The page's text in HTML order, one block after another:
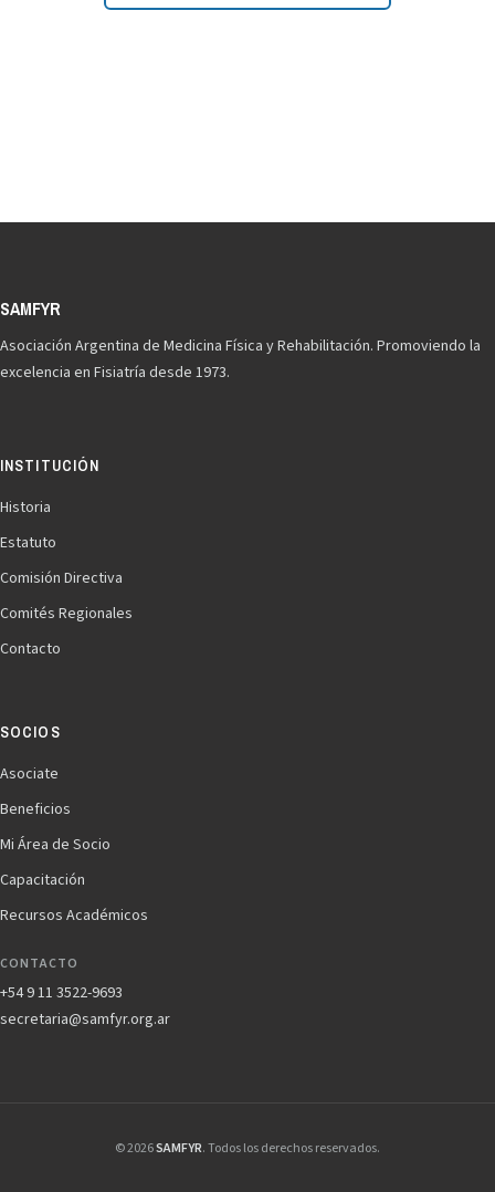
Asociación Argentina de Medicina Física y Rehabilitación. Promoviendo la
excelencia en Fisiatría desde 1973.
INSTITUCIÓN
Historia
Estatuto
Comisión Directiva
Comités Regionales
Contacto
SOCIOS
Asociate
Beneficios
Mi Área de Socio
Capacitación
Recursos Académicos
CONTACTO
+54 9 11 3522-9693
secretaria@samfyr.org.ar
© 2026SAMFYR. Todos los derechos reservados.